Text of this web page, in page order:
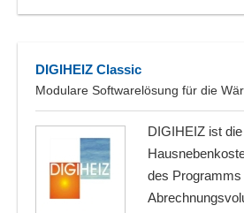
DIGIHEIZ Classic
Modulare Softwarelösung für die
DIGIHEIZ ist
des Programms